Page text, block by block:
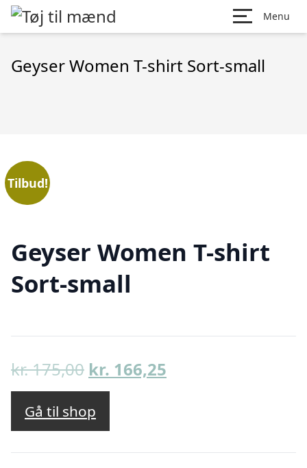
Menu
Geyser Women T-shirt Sort-small
Tilbud!
Geyser Women T-shirt
Sort-small
kr.175,00 Den
oprindelige
pris
var:
kr. 175,00.
kr. 166,25
kr. 166,25.
Gå til shop